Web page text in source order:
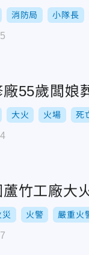
消防局 小隊長
廠55歲闆
大火 火場 死
竹工廠大
災 火警 嚴重火